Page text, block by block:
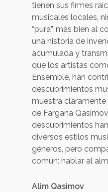
tienen sus firmes
musicales locales,
“pura”, más bien al
una historia de
acumulada y
que los artistas
Ensemble, han
descubrimientos
muestra
de Fargana
descubrimientos
diversos estilos
géneros, pero
común: hablar al
Alim Qasimov